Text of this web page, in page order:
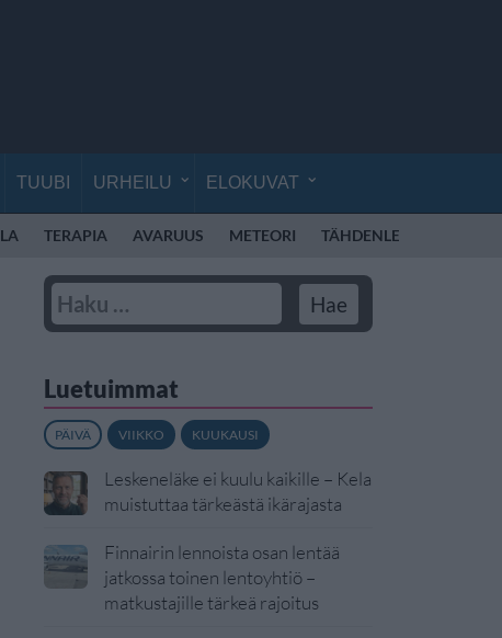
TUUBI URHEILU ELOKUVAT
TERAPIA AVARUUS METEORI TÄHDENLENTO
Luetuimmat
PÄIVÄ VIIKKO KUUKAUSI
Leskeneläke ei kuulu kaikille – Kela
muistuttaa tärkeästä ikärajasta
Finnairin lennoista osan lentää
jatkossa toinen lentoyhtiö –
matkustajille tärkeä rajoitus